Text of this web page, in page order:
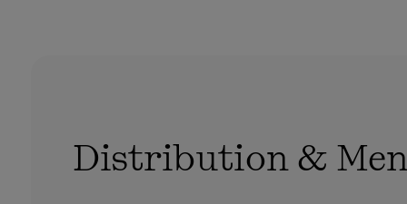
Distribution &